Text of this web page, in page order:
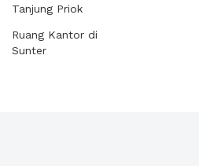
Tanjung Priok
Ruang Kantor di
Sunter